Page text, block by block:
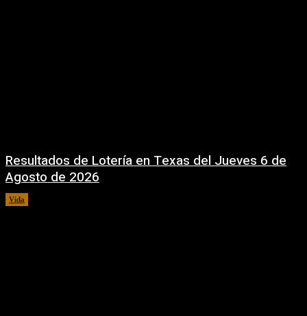
Resultados de Lotería en Texas del Jueves 6 de
Agosto de 2026
Vida